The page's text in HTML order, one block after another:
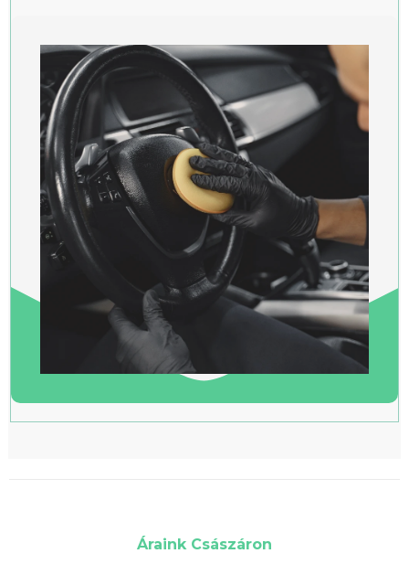
Áraink Császáron